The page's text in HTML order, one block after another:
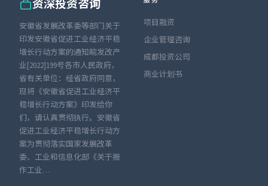
资深投资咨询
安徽省发展改革委等部门关于
印发安徽省促进工业经济平稳
增长行动方案的通知皖发改产
业[2022]199号各市人民政府，
省有关单位：经省政府同意，
现将《安徽省促进工业经济平
稳增长行动方案》印发给你
们，请认真贯彻执行。安徽省
促进工业经济平稳增长行动方
案为贯彻落实国家发展改革
委、工业和信息化部《关于振
作工业…
项目融资
企业管理咨询
成都投资公司
商业计划书